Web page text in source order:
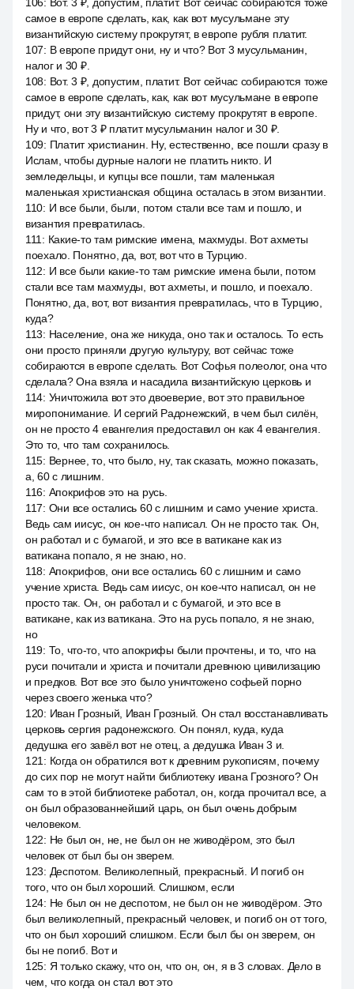
самое в европе сделать, как, как вот мусульмане эту
византийскую систему прокрутят, в европе рубля платит.
107: В европе придут они, ну и что? Вот 3 мусульманин,
налог и 30 ₽.
108: Вот. 3 ₽, допустим, платит. Вот сейчас собираются тоже
самое в европе сделать, как, как вот мусульмане в европе
придут, они эту византийскую систему прокрутят в европе.
Ну и что, вот 3 ₽ платит мусульманин налог и 30 ₽.
109: Платит христианин. Ну, естественно, все пошли сразу в
Ислам, чтобы дурные налоги не платить никто. И
земледельцы, и купцы все пошли, там маленькая
маленькая христианская община осталась в этом византии.
110: И все были, были, потом стали все там и пошло, и
византия превратилась.
111 : Какие-то там римские имена, махмуды. Вот ахметы
поехало. Понятно, да, вот, вот что в Турцию.
112: И все были какие-то там римские имена были, потом
стали все там махмуды, вот ахметы, и пошло, и поехало.
Понятно, да, вот, вот византия превратилась, что в Турцию,
куда?
113: Население, она же никуда, оно так и осталось. То есть
они просто приняли другую культуру, вот сейчас тоже
собираются в европе сделать. Вот Софья полеолог, она что
сделала? Она взяла и насадила византийскую церковь и
114: Уничтожила вот это двоеверие, вот это правильное
миропонимание. И сергий Радонежский, в чем был силён,
он не просто 4 евангелия предоставил он как 4 евангелия.
Это то, что там сохранилось.
115: Вернее, то, что было, ну, так сказать, можно показать,
а, 60 с лишним.
116: Апокрифов это на русь.
117: Они все остались 60 с лишним и само учение христа.
Ведь сам иисус, он кое-что написал. Он не просто так. Он,
он работал и с бумагой, и это все в ватикане как из
ватикана попало, я не знаю, но.
118: Апокрифов, они все остались 60 с лишним и само
учение христа. Ведь сам иисус, он кое-что написал, он не
просто так. Он, он работал и с бумагой, и это все в
ватикане, как из ватикана. Это на русь попало, я не знаю,
но
119: То, что-то, что апокрифы были прочтены, и то, что на
руси почитали и христа и почитали древнюю цивилизацию
и предков. Вот все это было уничтожено софьей порно
через своего женька что?
120: Иван Грозный, Иван Грозный. Он стал восстанавливать
церковь сергия радонежского. Он понял, куда, куда
дедушка его завёл вот не отец, а дедушка Иван 3 и.
121 : Когда он обратился вот к древним рукописям, почему
до сих пор не могут найти библиотеку ивана Грозного? Он
сам то в этой библиотеке работал, он, когда прочитал все, а
он был образованнейший царь, он был очень добрым
человеком.
122: Не был он, не, не был он не живодёром, это был
человек от был бы он зверем.
123: Деспотом. Великолепный, прекрасный. И погиб он
того, что он был хороший. Слишком, если
124: Не был он не деспотом, не был он не живодёром. Это
был великолепный, прекрасный человек, и погиб он от того,
что он был хороший слишком. Если был бы он зверем, он
бы не погиб. Вот и
125: Я только скажу, что он, что он, он, я в 3 словах. Дело в
чем, что когда он стал вот это